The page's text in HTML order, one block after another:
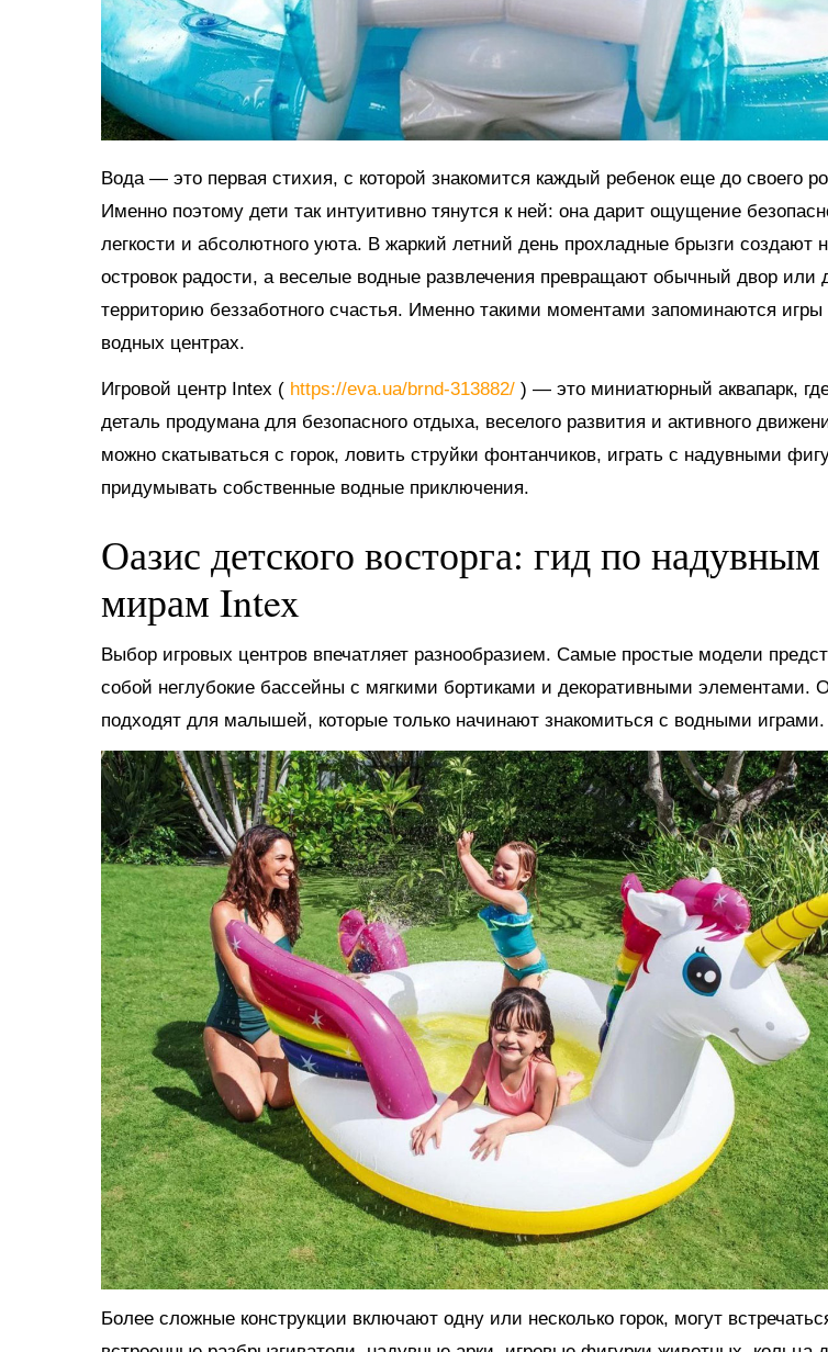
Вода — это первая стихия, с которой знакомится каждый ребенок еще до своего
Именно поэтому дети так интуитивно тянутся к ней: она дарит ощущение
легкости и абсолютного уюта. В жаркий летний день прохладные брызги создают
островок радости, а веселые водные развлечения превращают обычный двор или
территорию беззаботного счастья. Именно такими моментами запоминаются
водных центрах.
Игровой центр Intex ( https://eva.ua/brnd-313882/ ) — это миниатюрный аквапарк,
деталь продумана для безопасного отдыха, веселого развития и активного
можно скатываться с горок, ловить струйки фонтанчиков, играть с надувными
придумывать собственные водные приключения.
Оазис детского восторга: гид по надувным
мирам Intex
Выбор игровых центров впечатляет разнообразием. Самые простые модели
собой неглубокие бассейны с мягкими бортиками и декоративными элементами.
подходят для малышей, которые только начинают знакомиться с водными играми.
Более сложные конструкции включают одну или несколько горок, могут